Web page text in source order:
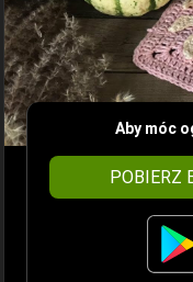
Aby móc
POBIERZ